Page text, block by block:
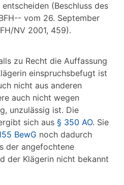
(Beschluss des
vom 26. September
NV 2001, 459).
zu Recht die Auffassung
einspruchsbefugt ist
nicht aus anderen
auch nicht wegen
unzulässig ist. Die
sich aus § 350 AO. Sie
BewG noch dadurch
der angefochtene
der Klägerin nicht bekannt